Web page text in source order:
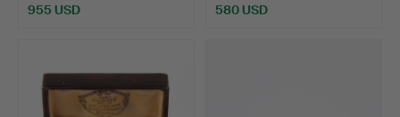
955 USD 580 USD